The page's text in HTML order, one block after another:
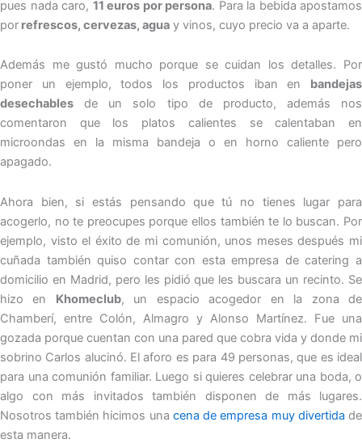
pues nada caro, 11 euros por persona. Para la bebida apostamos
por refrescos, cervezas, agua y vinos, cuyo precio va a aparte.
Además me gustó mucho porque se cuidan los detalles. Por
poner un ejemplo, todos los productos iban en bandejas
desechables de un solo tipo de producto, además nos
comentaron que los platos calientes se calentaban en
microondas en la misma bandeja o en horno caliente pero
apagado.
Ahora bien, si estás pensando que tú no tienes lugar para
acogerlo, no te preocupes porque ellos también te lo buscan. Por
ejemplo, visto el éxito de mi comunión, unos meses después mi
cuñada también quiso contar con esta empresa de catering a
domicilio en Madrid, pero les pidió que les buscara un recinto. Se
hizo en Khomeclub, un espacio acogedor en la zona de
Chamberí, entre Colón, Almagro y Alonso Martínez. Fue una
gozada porque cuentan con una pared que cobra vida y donde mi
sobrino Carlos alucinó. El aforo es para 49 personas, que es ideal
para una comunión familiar. Luego si quieres celebrar una boda, o
algo con más invitados también disponen de más lugares.
Nosotros también hicimos una cena de empresa muy divertida de
esta manera.